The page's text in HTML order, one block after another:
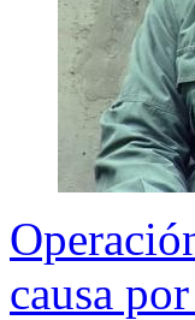
causa